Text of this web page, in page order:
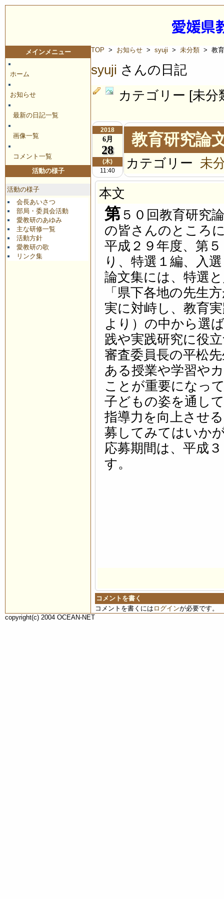
メインメニュー
ホーム
お知らせ
最新の日記一覧
画像一覧
コメント一覧
活動の様子
活動の様子
会長あいさつ
部局・委員会活動
愛教研のあゆみ
主な研修一覧
活動方針
愛教研の歌
リンク集
TOP > お知らせ > syuji > 未分類 > 教
syuji さんの日記
カテゴリー [未
2018
6月
28
(木)
11:40
教育研究論
カテゴリー 未
本文
第 ５０回教育研究
の皆さんのところ
平成２９年度、第
り、特選１編、入
論文集には、特選
「県下各地の先生
実に対峙し、教育
より）の中から選
践や実践研究に役
審査委員長の平松
ある授業や学習や
ことが重要になっ
子どもの姿を通し
指導力を向上させ
募してみてはいか
応募期間は、平成
す。
コメントを書く
コメントを書くには ログインが必要です。
copyright(c) 2004 OCEAN-NET